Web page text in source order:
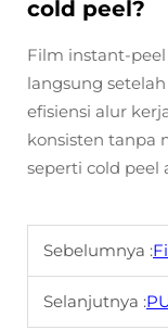
cold peel?
Film instant-
langsung
efisiensi alur
konsisten tanpa
seperti cold
Sebelumnya :
Selanjutnya :PU